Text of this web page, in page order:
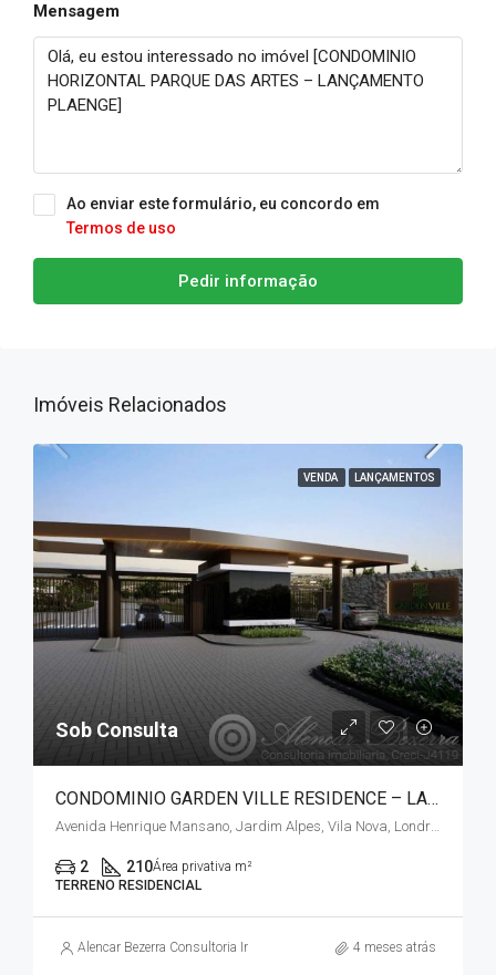
Mensagem
Ao enviar este formulário, eu concordo em
Termos de uso
Pedir informação
Imóveis Relacionados
VENDA LANÇAMENTOS
Sob Consulta
CONDOMINIO GARDEN VILLE RESIDENCE – LANÇAMENTO – ZONA NORTE
Avenida Henrique Mansano, Jardim Alpes, Vila Nova, Londrina, Região Geográfica Imediata de Londrina, Paraná, Região Sul, 86080-120, Brasil, Região Geográfica Intermediária de Londrina
2 210Área privativa m²
TERRENO RESIDENCIAL
Alencar Bezerra Consultoria Imobiliária 4 meses atrás